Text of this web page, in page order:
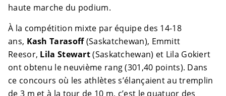
haute marche du podium.
À la compétition mixte par équipe des 14-18
ans, Kash Tarasoff(Saskatchewan), Emmitt
Reesor, Lila Stewart(Saskatchewan) et Lila Gokiert
ont obtenu le neuvième rang (301,40 points). Dans
ce concours où les athlètes s’élançaient au tremplin
de 3 m et à la tour de 10 m, c’est le quatuor des